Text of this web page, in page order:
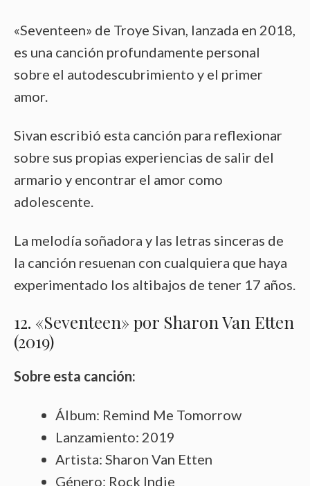
«Seventeen» de Troye Sivan, lanzada en 2018,
es una canción profundamente personal
sobre el autodescubrimiento y el primer
amor.
Sivan escribió esta canción para reflexionar
sobre sus propias experiencias de salir del
armario y encontrar el amor como
adolescente.
La melodía soñadora y las letras sinceras de
la canción resuenan con cualquiera que haya
experimentado los altibajos de tener 17 años.
12. «Seventeen» por Sharon Van Etten
(2019)
Sobre esta canción:
Álbum: Remind Me Tomorrow
Lanzamiento: 2019
Artista: Sharon Van Etten
Género: Rock Indie